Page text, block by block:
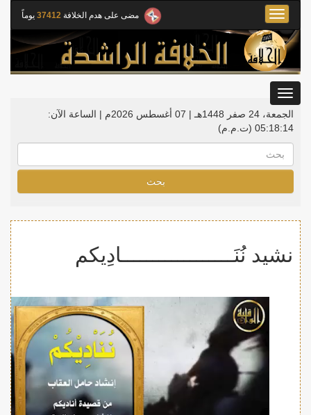
مضى على هدم الخلافة 37412 يوماً
Toggle
navigation
الجمعة، 24 صفر 1448هـ | 07 أغسطس 2026م |
الساعة الآن:
05:18:15 (ت.م.م)
بحث
نشيد نُنَــــــــــــــــــادِيكم